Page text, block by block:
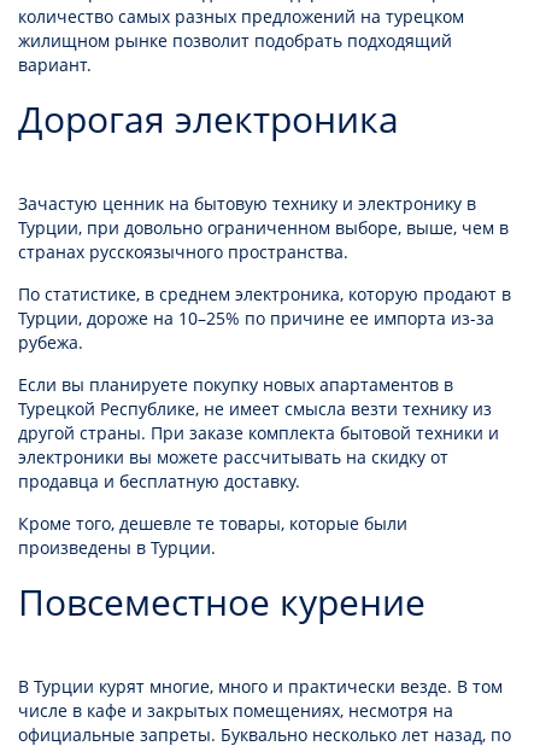
количество самых разных предложений на турецком
жилищном рынке позволит подобрать подходящий
вариант.
Дорогая электроника
Зачастую ценник на бытовую технику и электронику в
Турции, при довольно ограниченном выборе, выше, чем в
странах русскоязычного пространства.
По статистике, в среднем электроника, которую продают в
Турции, дороже на 10–25% по причине ее импорта из-за
рубежа.
Если вы планируете покупку новых апартаментов в
Турецкой Республике, не имеет смысла везти технику из
другой страны. При заказе комплекта бытовой техники и
электроники вы можете рассчитывать на скидку от
продавца и бесплатную доставку.
Кроме того, дешевле те товары, которые были
произведены в Турции.
Повсеместное курение
В Турции курят многие, много и практически везде. В том
числе в кафе и закрытых помещениях, несмотря на
официальные запреты. Буквально несколько лет назад, по